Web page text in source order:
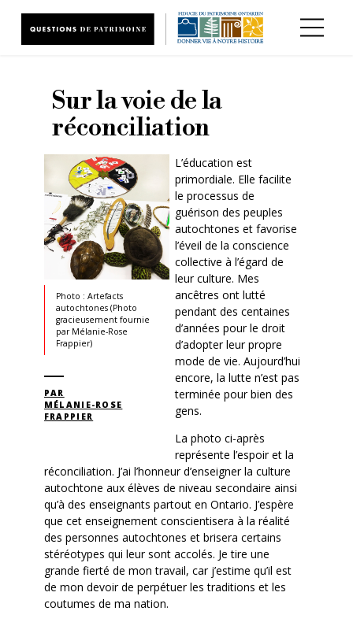
Sur la voie de la
réconciliation
Photo : Artefacts
autochtones (Photo
gracieusement fournie
par Mélanie-Rose
Frappier)
PAR
MÉLANIE-ROSE
FRAPPIER
L’éducation est
primordiale. Elle facilite
le processus de
guérison des peuples
autochtones et favorise
l’éveil de la conscience
collective à l’égard de
leur culture. Mes
ancêtres ont lutté
pendant des centaines
d’années pour le droit
d’adopter leur propre
mode de vie. Aujourd’hui
encore, la lutte n’est pas
terminée pour bien des
gens.
La photo ci-après
représente l’espoir et la
réconciliation. J’ai l’honneur d’enseigner la culture
autochtone aux élèves de niveau secondaire ainsi
qu’à des enseignants partout en Ontario. J’espère
que cet enseignement conscientisera à la réalité
des personnes autochtones et brisera certains
stéréotypes qui leur sont accolés. Je tire une
grande fierté de mon travail, car j’estime qu’il est
de mon devoir de perpétuer les traditions et les
coutumes de ma nation.